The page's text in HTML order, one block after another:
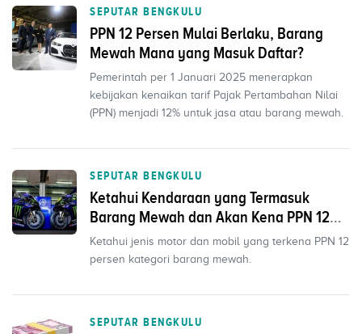
SEPUTAR BENGKULU
PPN 12 Persen Mulai Berlaku, Barang
Mewah Mana yang Masuk Daftar?
Pemerintah per 1 Januari 2025 menerapkan
kebijakan kenaikan tarif Pajak Pertambahan Nilai
(PPN) menjadi 12% untuk jasa atau barang mewah.
SEPUTAR BENGKULU
Ketahui Kendaraan yang Termasuk
Barang Mewah dan Akan Kena PPN 12
Persen
Ketahui jenis motor dan mobil yang terkena PPN 12
persen kategori barang mewah.
SEPUTAR BENGKULU